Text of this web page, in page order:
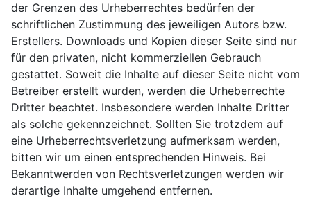
der Grenzen des Urheberrechtes bedürfen der
schriftlichen Zustimmung des jeweiligen Autors bzw.
Erstellers. Downloads und Kopien dieser Seite sind nur
für den privaten, nicht kommerziellen Gebrauch
gestattet. Soweit die Inhalte auf dieser Seite nicht vom
Betreiber erstellt wurden, werden die Urheberrechte
Dritter beachtet. Insbesondere werden Inhalte Dritter
als solche gekennzeichnet. Sollten Sie trotzdem auf
eine Urheberrechtsverletzung aufmerksam werden,
bitten wir um einen entsprechenden Hinweis. Bei
Bekanntwerden von Rechtsverletzungen werden wir
derartige Inhalte umgehend entfernen.